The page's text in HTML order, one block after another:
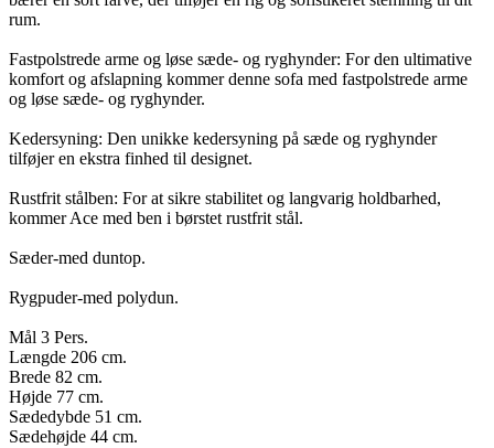
rum.
Fastpolstrede arme og løse sæde- og ryghynder: For den ultimative
komfort og afslapning kommer denne sofa med fastpolstrede arme
og løse sæde- og ryghynder.
Kedersyning: Den unikke kedersyning på sæde og ryghynder
tilføjer en ekstra finhed til designet.
Rustfrit stålben: For at sikre stabilitet og langvarig holdbarhed,
kommer Ace med ben i børstet rustfrit stål.
Sæder-med duntop.
Rygpuder-med polydun.
Mål 3 Pers.
Længde 206 cm.
Brede 82 cm.
Højde 77 cm.
Sædedybde 51 cm.
Sædehøjde 44 cm.